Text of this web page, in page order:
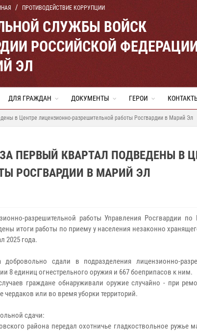
ПРОТИВОДЕЙСТВИЕ КОРРУПЦИИ
СЛУЖБЫ ВОЙСК
РОССИЙСКОЙ
ЭЛ
ДЛЯ ГРАЖДАН ДОКУМЕНТЫ ГЕРОИ
в Центре лицензионно-разрешительной работы Росгвардии в Марий Эл
ПЕРВЫЙ КВАРТАЛ ПОДВЕДЕНЫ В
РОСГВАРДИИ В МАРИЙ ЭЛ
разрешительной работы Управления Росгвардии по
итоги работы по приему у населения незаконно
2025 года.
добровольно сдали в подразделения лицензионно-
8 единиц огнестрельного оружия и 667 боеприпасов к ним.
граждане обнаруживали оружие случайно - при
чердаков или во время уборки территорий.
сдачи:
района передал охотничье гладкоствольное ружье